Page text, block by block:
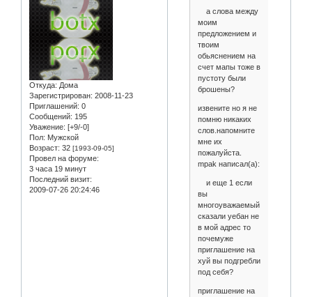
Откуда: Дома
Зарегистрирован: 2008-11-23
Приглашений: 0
Сообщений: 195
Уважение: [+9/-0]
Пол: Мужской
Возраст: 32 [1993-09-05]
Провел на форуме:
3 часа 19 минут
Последний визит:
2009-07-26 20:24:46
а слова между
моим
предложением и
твоим
обьяснением на
счет мапы тоже в
пустоту были
брошены?
извените но я не
помню никаких
слов.напомните
мне их
пожалуйста.
mpak написал(а):
и еще 1 если
вы
многоуважаемый
сказали уебан не
в мой адрес то
почемуже
приглашение на
хуй вы подгребли
под себя?
приглашение на